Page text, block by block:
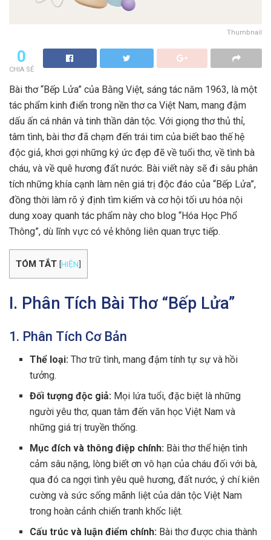
Thumbnail
0
CHIA SẺ
Bài thơ “Bếp Lửa” của Bằng Việt, sáng tác năm 1963, là một
tác phẩm kinh điển trong nền thơ ca Việt Nam, mang đậm
dấu ấn cá nhân và tinh thần dân tộc. Với giọng thơ thủ thỉ,
tâm tình, bài thơ đã chạm đến trái tim của biết bao thế hệ
độc giả, khơi gợi những ký ức đẹp đẽ về tuổi thơ, về tình bà
cháu, và về quê hương đất nước. Bài viết này sẽ đi sâu phân
tích những khía cạnh làm nên giá trị độc đáo của “Bếp Lửa”,
đồng thời làm rõ ý định tìm kiếm và cơ hội tối ưu hóa nội
dung xoay quanh tác phẩm này cho blog “Hóa Học Phổ
Thông”, dù lĩnh vực có vẻ không liên quan trực tiếp.
TÓM TẮT [HIỆN]
I. Phân Tích Bài Thơ “Bếp Lửa”
1. Phân Tích Cơ Bản
Thể loại: Thơ trữ tình, mang đậm tính tự sự và hồi
tưởng.
Đối tượng độc giả: Mọi lứa tuổi, đặc biệt là những
người yêu thơ, quan tâm đến văn học Việt Nam và
những giá trị truyền thống.
Mục đích và thông điệp chính: Bài thơ thể hiện tình
cảm sâu nặng, lòng biết ơn vô hạn của cháu đối với bà,
qua đó ca ngợi tình yêu quê hương, đất nước, ý chí kiên
cường và sức sống mãnh liệt của dân tộc Việt Nam
trong hoàn cảnh chiến tranh khốc liệt.
Cấu trúc và luận điểm chính: Bài thơ được chia thành